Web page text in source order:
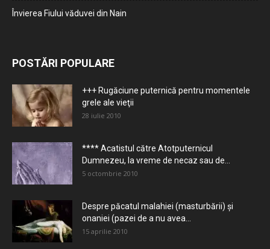
Învierea Fiului văduvei din Nain
POSTĂRI POPULARE
+++ Rugăciune puternică pentru momentele
grele ale vieţii
28 iulie 2010
**** Acatistul către Atotputernicul
Dumnezeu, la vreme de necaz sau de...
5 octombrie 2010
Despre păcatul malahiei (masturbării) şi
onaniei (pazei de a nu avea...
15 aprilie 2010